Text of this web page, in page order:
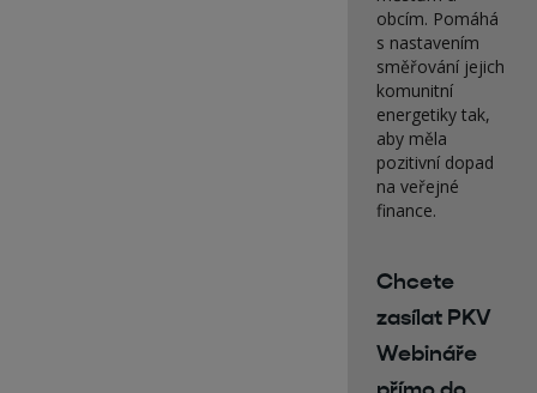
obcím. Pomáhá
s nastavením
směřování jejich
komunitní
energetiky tak,
aby měla
pozitivní dopad
na veřejné
finance.
Chcete
zasílat PKV
Webináře